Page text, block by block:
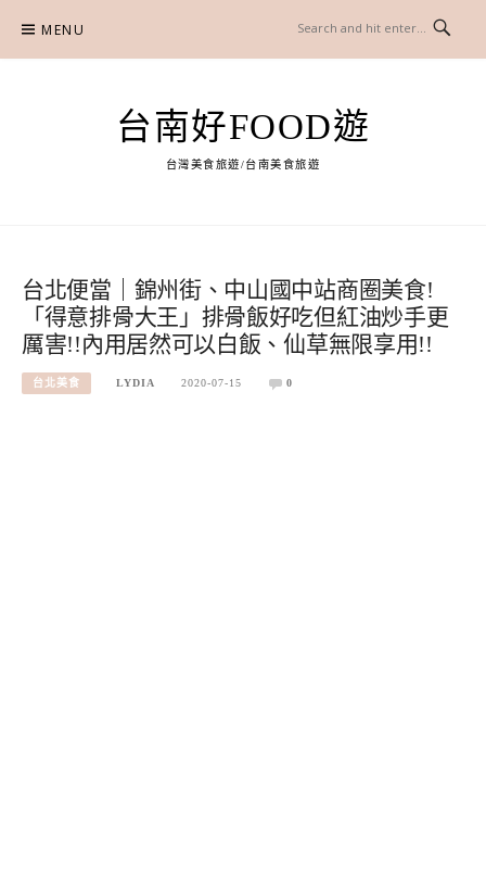
content
MENU
台南好FOOD遊
台灣美食旅遊/台南美食旅遊
台北便當｜錦州街、中山國中站商圈美食!
「得意排骨大王」排骨飯好吃但紅油炒手更
厲害!!內用居然可以白飯、仙草無限享用!!
台北美食 LYDIA 2020-07-15 0